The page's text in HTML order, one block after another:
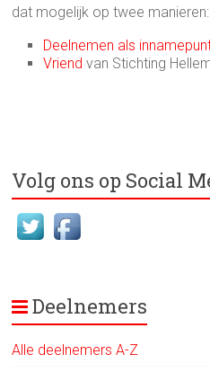
dat mogelijk op twee manieren:
Deelnemen als
Vriend van Stichting
Volg ons op Social
Deelnemers
Alle deelnemers A-Z